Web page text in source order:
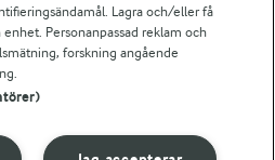
Lagra och/eller få
Personanpassad reklam och
forskning angående